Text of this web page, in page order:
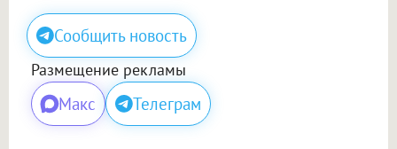
Сообщить новость
Размещение рекламы
Макс Телеграм